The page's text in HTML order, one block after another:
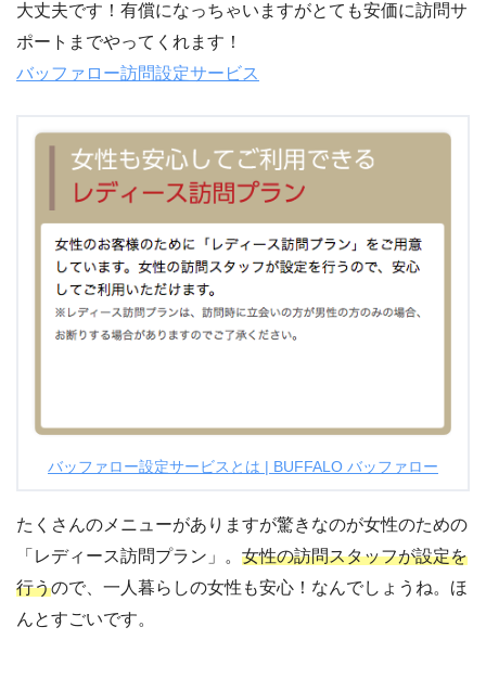
大丈夫です！有償になっちゃいますがとても安価に訪問サ
ポートまでやってくれます！
バッファロー訪問設定サービス
バッファロー設定サービスとは | BUFFALO バッファロー
たくさんのメニューがありますが驚きなのが女性のための
「レディース訪問プラン」。 女性の訪問スタッフが設定を
行うので、一人暮らしの女性も安心！なんでしょうね。ほ
んとすごいです。